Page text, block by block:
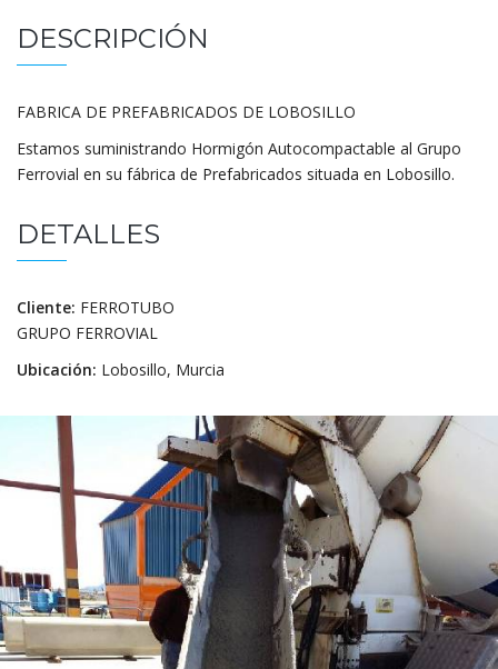
DESCRIPCIÓN
FABRICA DE PREFABRICADOS DE LOBOSILLO
Estamos suministrando Hormigón Autocompactable al Grupo
Ferrovial en su fábrica de Prefabricados situada en Lobosillo.
DETALLES
Cliente: FERROTUBO
GRUPO FERROVIAL
Ubicación: Lobosillo, Murcia